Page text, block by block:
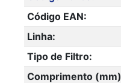
Código EAN:
Linha:
Tipo de Filtro:
Comprimento